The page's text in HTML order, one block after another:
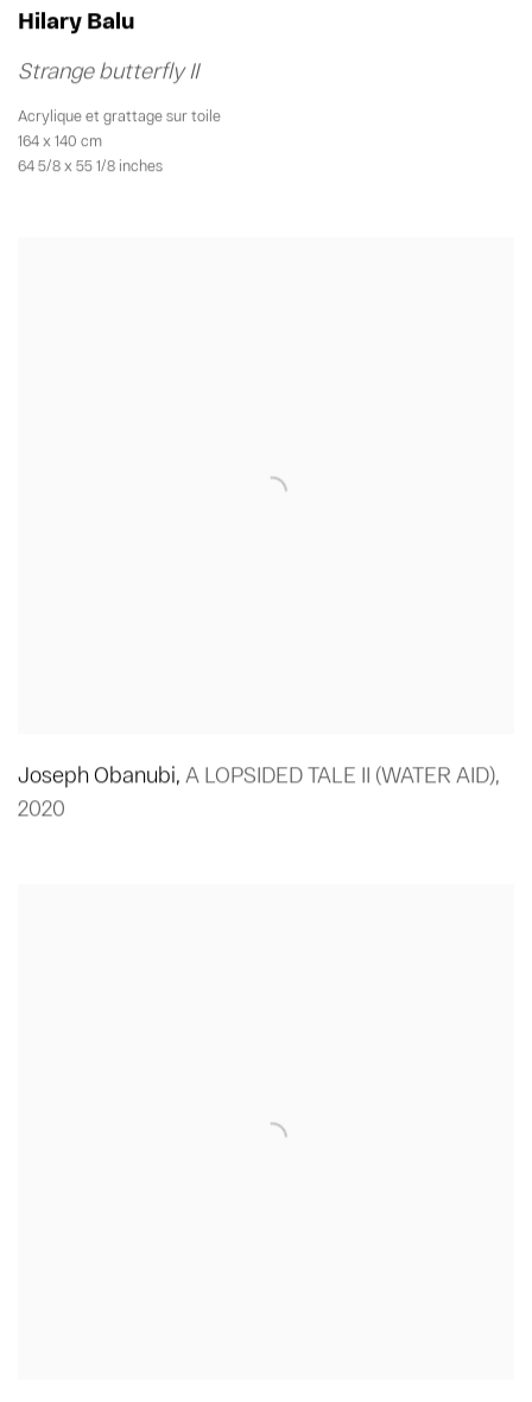
Hilary Balu
Strange butterfly II
Acrylique et grattage sur toile
164 x 140 cm
64 5/8 x 55 1/8 inches
Joseph Obanubi, A LOPSIDED TALE II (WATER AID),
2020